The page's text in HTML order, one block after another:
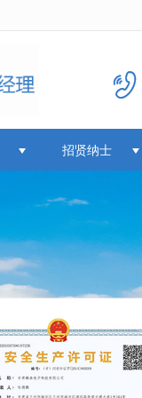
招贤纳士